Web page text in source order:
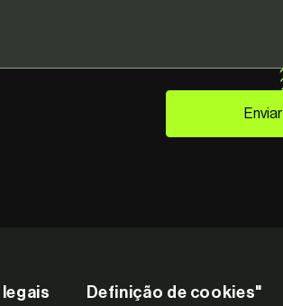
Enviar
Definição de cookies"